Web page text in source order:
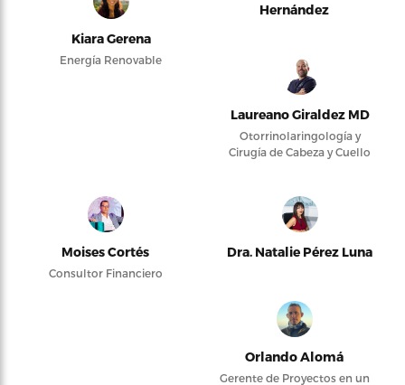
Kiara Gerena
Energía Renovable
Hernández
Laureano Giraldez MD
Otorrinolaringología y
Cirugía de Cabeza y Cuello
Moises Cortés
Consultor Financiero
Dra. Natalie Pérez Luna
Orlando Alomá
Gerente de Proyectos en un